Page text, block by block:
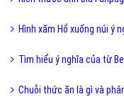
Hình xăm Hổ xuống núi ý
Tìm hiểu ý nghĩa của từ
Chuỗi thức ăn là gì và